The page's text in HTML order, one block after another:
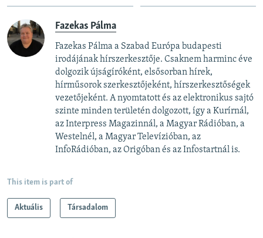
Fazekas Pálma
Fazekas Pálma a Szabad Európa budapesti
irodájának hírszerkesztője. Csaknem harminc éve
dolgozik újságíróként, elsősorban hírek,
hírműsorok szerkesztőjeként, hírszerkesztőségek
vezetőjeként. A nyomtatott és az elektronikus sajtó
szinte minden területén dolgozott, így a Kurírnál,
az Interpress Magazinnál, a Magyar Rádióban, a
Westelnél, a Magyar Televízióban, az
InfoRádióban, az Origóban és az Infostartnál is.
This item is part of
Aktuális Társadalom